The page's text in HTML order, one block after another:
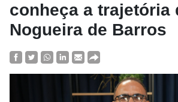
conheça a trajetória
Nogueira de Barros